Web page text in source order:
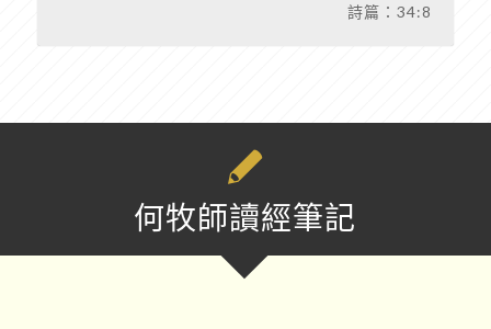
詩篇：34:8
何牧師讀經筆記